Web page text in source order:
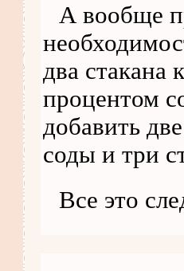
А вообще
два стакана
процентом
добавить
соды и три
Все это